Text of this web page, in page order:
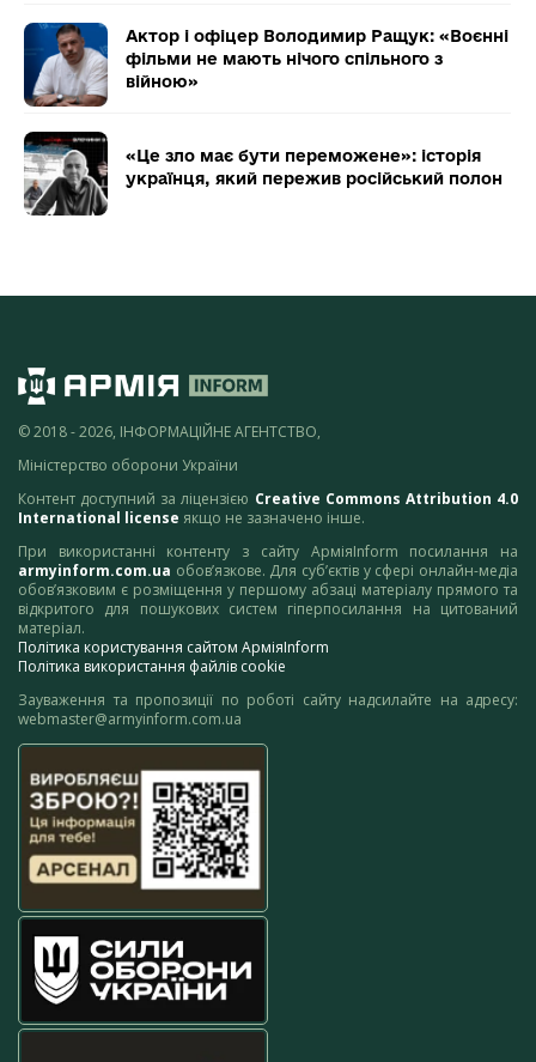
Актор і офіцер Володимир Ращук: «Воєнні
фільми не мають нічого спільного з
війною»
«Це зло має бути переможене»: історія
українця, який пережив російський полон
© 2018 - 2026, ІНФОРМАЦІЙНЕ АГЕНТСТВО,
Міністерство оборони України
Контент доступний за ліцензією Creative Commons Attribution 4.0
International license якщо не зазначено інше.
При використанні контенту з сайту АрміяInform посилання на
armyinform.com.ua обов’язкове. Для суб’єктів у сфері онлайн-медіа
обов’язковим є розміщення у першому абзаці матеріалу прямого та
відкритого для пошукових систем гіперпосилання на цитований
матеріал.
Політика користування сайтом АрміяInform
Політика використання файлів cookie
Зауваження та пропозиції по роботі сайту надсилайте на адресу:
webmaster@armyinform.com.ua